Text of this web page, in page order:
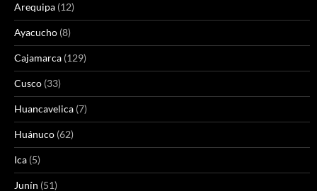
Arequipa (12)
Ayacucho (8)
Cajamarca (129)
Cusco (33)
Huancavelica (7)
Huánuco (62)
Ica (5)
Junín (51)